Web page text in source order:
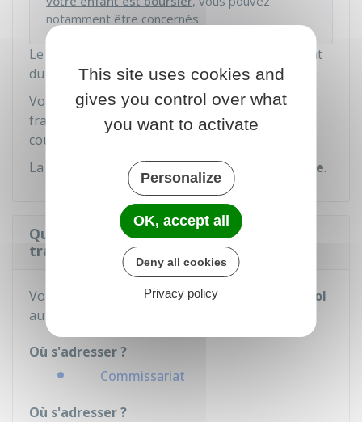
notamment être concernés.
Le paiement peut se faire à l'avance, au moment
du retrait de la carte de transport.
Vous pouvez également payer par versements
fractionnés au moment de la validation des
coupons trimestriels ou semestriels.
La carte est valablepour toute l'année scolaire.
Que faire en cas de vol de la carte de
transport scolaire ?
Vous devez d'abord faire unedéclaration de vol
au commissariat de police ou à la gendarmerie.
Où s'adresser ?
Commissariat
Où s'adresser ?
This site uses cookies and
gives you control over what
you want to activate
Personalize
OK, accept all
Deny all cookies
Privacy policy